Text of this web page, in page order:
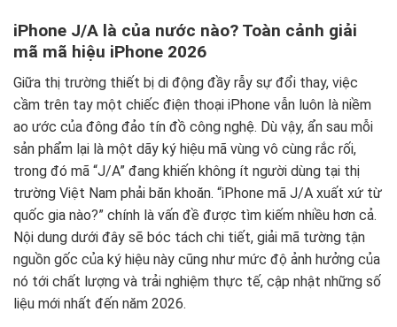
iPhone J/A là của nước nào? Toàn cảnh giải
mã mã hiệu iPhone 2026
Giữa thị trường thiết bị di động đầy rẫy sự đổi thay, việc
cầm trên tay một chiếc điện thoại iPhone vẫn luôn là niềm
ao ước của đông đảo tín đồ công nghệ. Dù vậy, ẩn sau mỗi
sản phẩm lại là một dãy ký hiệu mã vùng vô cùng rắc rối,
trong đó mã “J/A” đang khiến không ít người dùng tại thị
trường Việt Nam phải băn khoăn. “iPhone mã J/A xuất xứ từ
quốc gia nào?” chính là vấn đề được tìm kiếm nhiều hơn cả.
Nội dung dưới đây sẽ bóc tách chi tiết, giải mã tường tận
nguồn gốc của ký hiệu này cũng như mức độ ảnh hưởng của
nó tới chất lượng và trải nghiệm thực tế, cập nhật những số
liệu mới nhất đến năm 2026.